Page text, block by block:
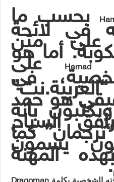
بحسب ما
في لائحة
على متن
أما هو
Hamad على
في
هو حمد
بأنه
السياح
كما
يسمون
المهنة
الشخصية بكلمة